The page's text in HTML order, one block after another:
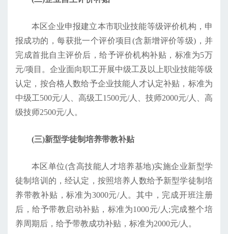
本区企业申报建立本市职业技能等级评价机构，申
报成功的，每获批一个评价项目(含新增评价等级)，并
完成首批自主评价后，给予评价机构补贴，标准为5万
元/项目。企业面向职工开展中级工及以上职业技能等级
认定，按合格人数给予企业技能人才认定补贴，标准为
中级工500元/人、高级工1500元/人、技师2000元/人、高
级技师2500元/人。
(三)新型学徒制培养带教补贴
本区单位(含高技能人才培养基地)实施企业新型学
徒制培训的，经认定，按照培养人数给予新型学徒制培
养带教补贴，标准为3000元/人。其中，完成开班注册
后，给予带教启动补贴，标准为1000元/人;完成整个培
养周期后，给予带教成功补贴，标准为2000元/人。